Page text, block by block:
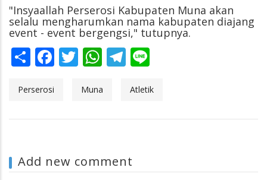
"Insyaallah Perserosi Kabupaten Muna akan
selalu mengharumkan nama kabupaten diajang
event - event bergengsi," tutupnya.
ShareFacebook
Twitter
WhatsApp
Telegram
Perserosi Muna Atletik
Add new comment